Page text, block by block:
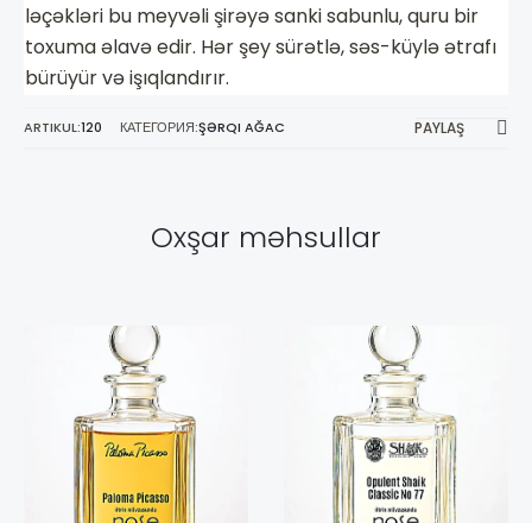
ləçəkləri bu meyvəli şirəyə sanki sabunlu, quru bir
toxuma əlavə edir. Hər şey sürətlə, səs-küylə ətrafı
bürüyür və işıqlandırır.
ARTIKUL:120 КАТЕГОРИЯ:ŞƏRQI AĞAC PAYLAŞ
Oxşar məhsullar